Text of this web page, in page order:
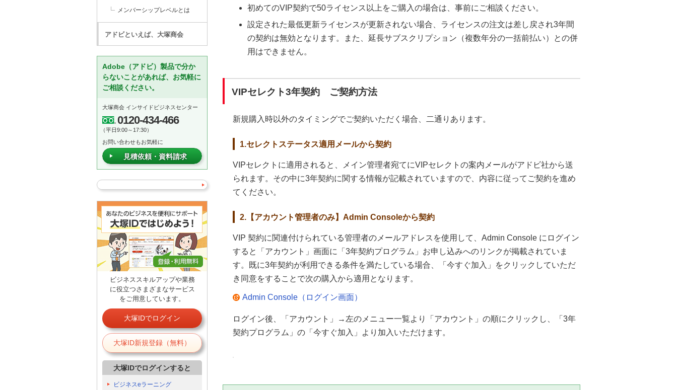
初めてのVIP契約で50ライセンス以上をご購入の場合は、事前にご相談ください。
設定された最低更新ライセンスが更新されない場合、ライセンスの注文は差し戻され3年間
の契約は無効となります。また、延長サブスクリプション（複数年分の一括前払い）との併
用はできません。
VIPセレクト3年契約 ご契約方法
新規購入時以外のタイミングでご契約いただく場合、二通りあります。
1.セレクトステータス適用メールから契約
VIPセレクトに適用されると、メイン管理者宛てにVIPセレクトの案内メールがアドビ社から送
られます。その中に3年契約に関する情報が記載されていますので、内容に従ってご契約を進め
てください。
2.【アカウント管理者のみ】Admin Consoleから契約
VIP 契約に関連付けられている管理者のメールアドレスを使用して、Admin Console にログイン
すると「アカウント」画面に「3年契約プログラム」お申し込みへのリンクが掲載されていま
す。既に3年契約が利用できる条件を満たしている場合、「今すぐ加入」をクリックしていただ
き同意をすることで次の購入から適用となります。
Admin Console（ログイン画面）
ログイン後、「アカウント」→左のメニュー一覧より「アカウント」の順にクリックし、「3年
契約プログラム」の「今すぐ加入」より加入いただけます。
メンバーシップレベルとは
アドビといえば、大塚商会
Adobe（アドビ）製品で分か
らないことがあれば、お気軽に
ご相談ください。
大塚商会 インサイドビジネスセンター
0120-434-466
（平日9:00～17:30）
お問い合わせもお気軽に
見積依頼・資料請求
ビジネススキルアップや業務
に役立つさまざまなサービス
をご用意しています。
大塚IDでログイン
大塚ID新規登録（無料）
大塚IDでログインすると
ビジネスeラーニング